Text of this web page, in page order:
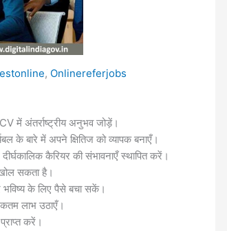
, Onlinereferjobs
में अंतर्राष्ट्रीय अनुभव जोड़ें।
के बारे में अपने क्षितिज को व्यापक बनाएँ।
कैरियर की संभावनाएँ स्थापित करें।
खोल सकता है।
के लिए पैसे बचा सकें।
लाभ उठाएँ।
करें।